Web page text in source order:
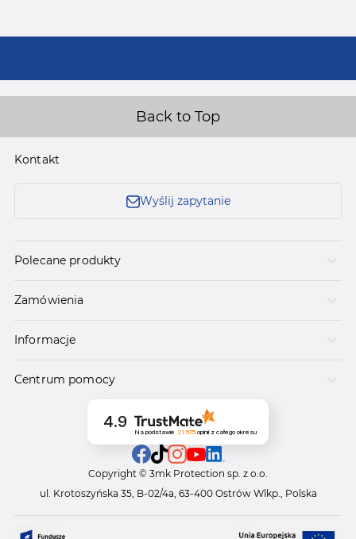
Back to Top
Kontakt
Wyślij zapytanie
Polecane produkty
Zamówienia
Informacje
Centrum pomocy
4.9
Na podstawie 21 575opinii z całego okresu
Copyright © 3mk Protection sp. z o.o.
ul. Krotoszyńska 35, B-02/4a, 63-400 Ostrów Wlkp., Polska